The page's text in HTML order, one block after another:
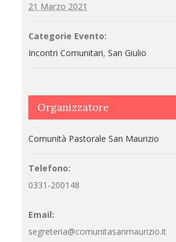
21 Marzo 2021
Categorie Evento:
Incontri Comunitari,San Giulio
Organizzatore
Comunità Pastorale San Maurizio
Telefono:
0331-200148
Email:
segreteria@comunitasanmaurizio.it